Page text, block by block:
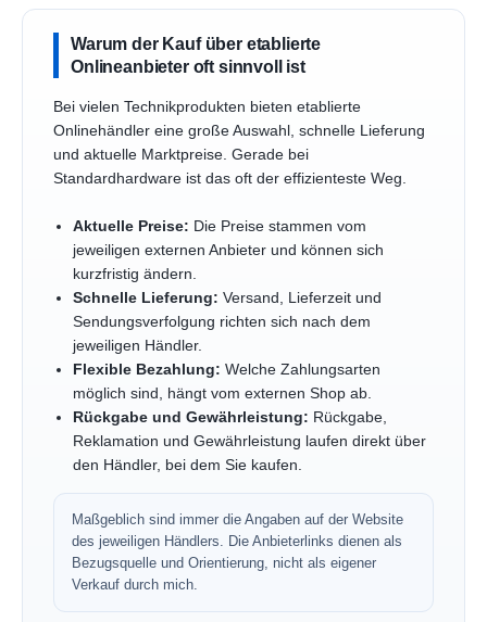
Warum der Kauf über etablierte
Onlineanbieter oft sinnvoll ist
Bei vielen Technikprodukten bieten etablierte
Onlinehändler eine große Auswahl, schnelle Lieferung
und aktuelle Marktpreise. Gerade bei
Standardhardware ist das oft der effizienteste Weg.
Aktuelle Preise: Die Preise stammen vom
jeweiligen externen Anbieter und können sich
kurzfristig ändern.
Schnelle Lieferung: Versand, Lieferzeit und
Sendungsverfolgung richten sich nach dem
jeweiligen Händler.
Flexible Bezahlung: Welche Zahlungsarten
möglich sind, hängt vom externen Shop ab.
Rückgabe und Gewährleistung: Rückgabe,
Reklamation und Gewährleistung laufen direkt über
den Händler, bei dem Sie kaufen.
Maßgeblich sind immer die Angaben auf der Website
des jeweiligen Händlers. Die Anbieterlinks dienen als
Bezugsquelle und Orientierung, nicht als eigener
Verkauf durch mich.